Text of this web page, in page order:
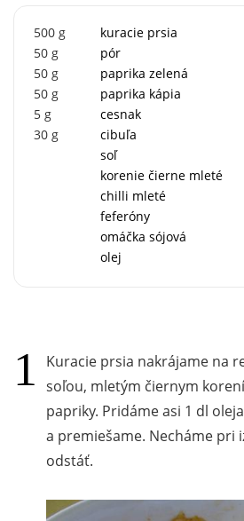
500 g
kuracie prsia
50 g
pór
50 g
paprika zelená
50 g
paprika kápia
5 g
cesnak
30 g
cibuľa
soľ
korenie čierne mleté
chilli mleté
feferóny
omáčka sójová
olej
Kuracie prsia nakrájame na
soľou, mletým čiernym
papriky. Pridáme asi 1 dl
a premiešame. Necháme pri
odstáť.